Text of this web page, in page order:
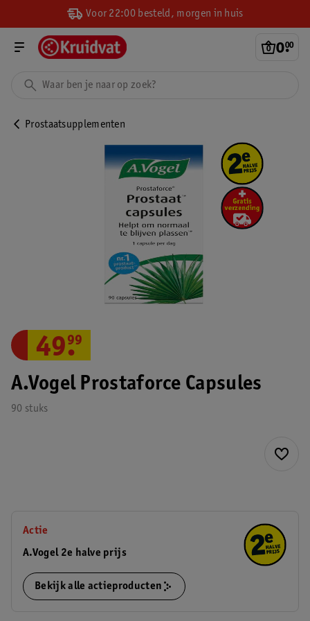
Voor 22:00 besteld, morgen in huis
0.
00
Prostaatsupplementen
A.Vogel Prostaforce Capsules
90 stuks
49.
99
Actie
A.Vogel 2e halve prijs
Bekijk alle actieproducten